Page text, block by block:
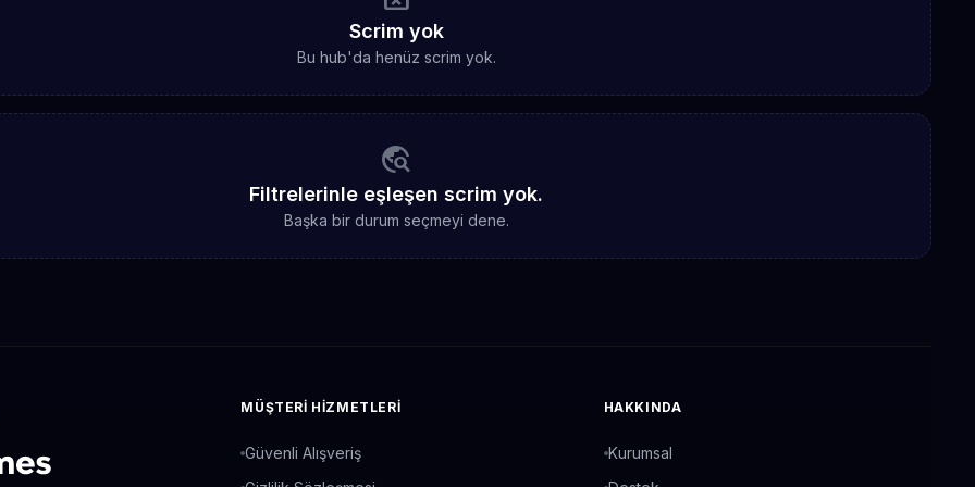
Scrim yok
Bu hub'da henüz scrim yok.
travel_explore
Filtrelerinle eşleşen scrim yok.
Başka bir durum seçmeyi dene.
MÜŞTERI HIZMETLERI
Güvenli Alışveriş
HAKKINDA
Kurumsal